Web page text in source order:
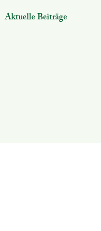
Aktuelle Beiträge